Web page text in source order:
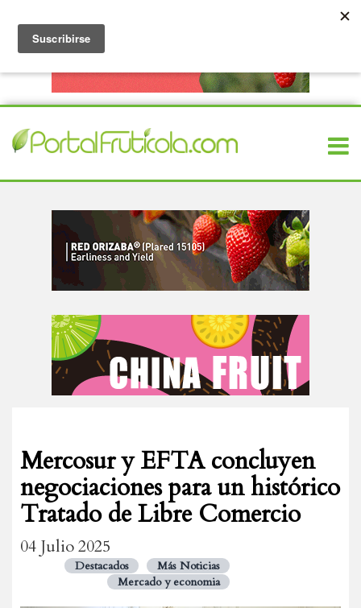
Mercosur y EFTA concluyen
negociaciones para un histórico
Tratado de Libre Comercio
04 Julio 2025
Destacados
Más Noticias
Mercado y economia